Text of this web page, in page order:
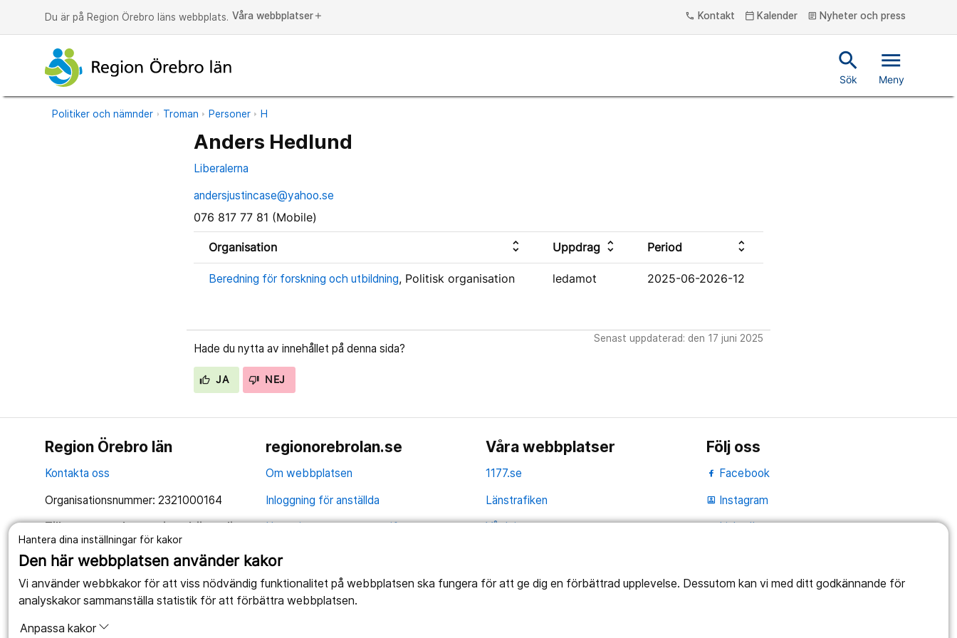
Hantera dina inställningar för kakor
Den här webbplatsen använder kakor
Vi använder webbkakor för att viss nödvändig funktionalitet på webbplatsen ska fungera för att ge dig en förbättrad upplevelse. Dessutom kan vi med ditt godkännande för
analyskakor sammanställa statistik för att förbättra webbplatsen.
Anpassa kakor
Du är på Region Örebro läns webbplats. Våra webbplatser add phone Kontakt calendar_today Kalender article Nyheter och press
search
Sök
menu
Meny
Politiker och nämnder Troman Personer H
Anders Hedlund
Liberalerna
andersjustincase@yahoo.se
076 817 77 81 (Mobile)
Organisation unfold_more Uppdrag unfold_more Period unfold_more
Beredning för forskning och utbildning, Politisk organisation ledamot 2025-06-2026-12
Hade du nytta av innehållet på denna sida?
JA NEJ
Senast uppdaterad: den 17 juni 2025
Region Örebro län
Kontakta oss
Organisationsnummer: 2321000164
Tillsammans skapar vi ett bättre liv
regionorebrolan.se
Om webbplatsen
Inloggning för anställda
Hantering av personuppgifter
Anslagstavla
Tillgänglighetsredogörelse
Våra webbplatser
1177.se
Länstrafiken
Vårdgivare
Följ oss
Facebook
portrait Instagram
LinkedIn